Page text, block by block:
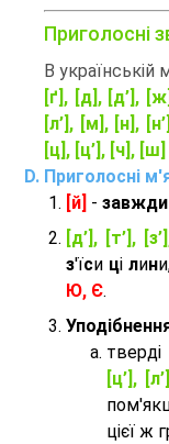
Приголосні
В українській
[ґ], [д], [д’],
[л’], [м], [н],
[ц], [ц’], [ч], [ш]
Приголосні
[й] -
[д’], [т’],
з'їси ці лин
Ю, Є.
[ц’],
цієї ж